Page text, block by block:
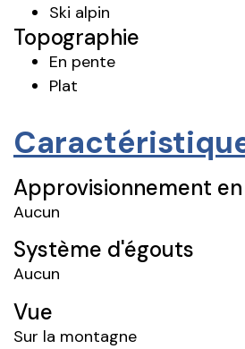
Ski alpin
Topographie
En pente
Plat
Approvisionnement en
Aucun
Système d'égouts
Aucun
Vue
Sur la montagne